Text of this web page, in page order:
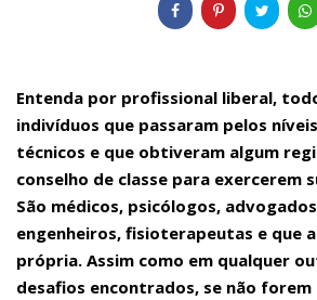
Entenda por profissional liberal,
indivíduos que passaram pelos
técnicos e que obtiveram algum
conselho de classe para exercerem
São médicos, psicólogos,
engenheiros, fisioterapeutas e que
própria. Assim como em qualquer
desafios encontrados, se não